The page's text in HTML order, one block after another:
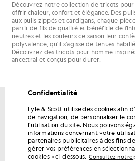
Découvrez notre collection de tricots pour
offrir chaleur, confort et élégance. Des
aux pulls zippés et cardigans, chaque
partir de fils de qualité et bénéficie de
neutres et les couleurs de saison leur
polyvalence, qu'il s'agisse de tenues
Découvrez des tricots pour homme
ancestral et conçus pour durer.
Bénéficiez de 15 % de
première commande
Inscrivez-vous pour bénéficier
membres, d'un accès en avant-
Confidentialité
Lyle & Scott utilise des cookies afin
de navigation, de personnaliser le
l'utilisation du site. Nous pouvons
informations concernant votre
partenaires publicitaires à des fins
gérer vos préférences en
cookies » ci-dessous. Consultez notre